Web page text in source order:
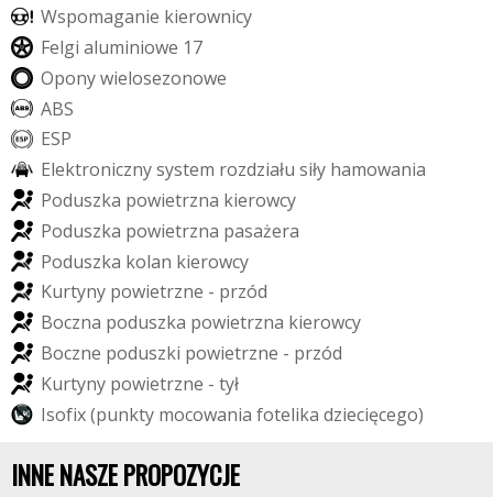
Wspomaganie kierownicy
Felgi aluminiowe 17
Oponywielosezonowe
ABS
ESP
Elektronicznysystem rozdziału siły hamowania
Poduszka powietrzna kierowcy
Poduszka powietrzna pasażera
Poduszka kolan kierowcy
Kurtyny powietrzne - przód
Boczna poduszka powietrzna kierowcy
Boczne poduszki powietrzne - przód
Kurtyny powietrzne - tył
Isofix(punkty mocowania fotelika dziecięcego)
INNE NASZE PROPOZYCJE